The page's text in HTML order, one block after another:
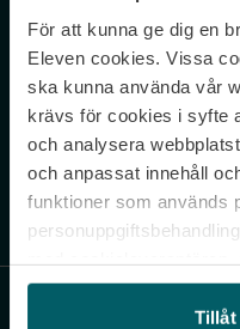
För att kunna ge dig en
Eleven cookies. Vissa
ska kunna använda vår
krävs för cookies i syfte
och analysera
och anpassat innehåll
funktioner som används
och gå vidare”
under ”Inställningar”Tillåt
Never miss a
Sign up to
Genom att prenumerera